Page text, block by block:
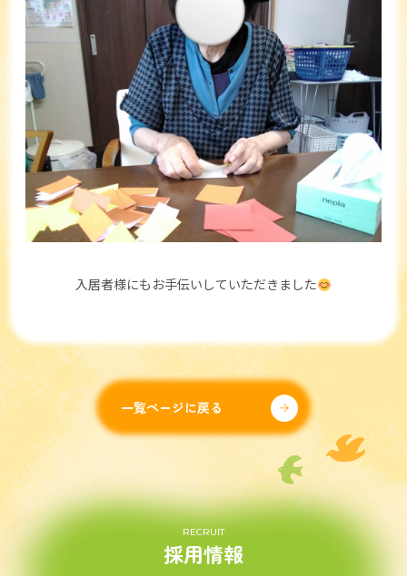
入居者様にもお手伝いしていただきました
一覧ページに戻る
RECRUIT
採用情報